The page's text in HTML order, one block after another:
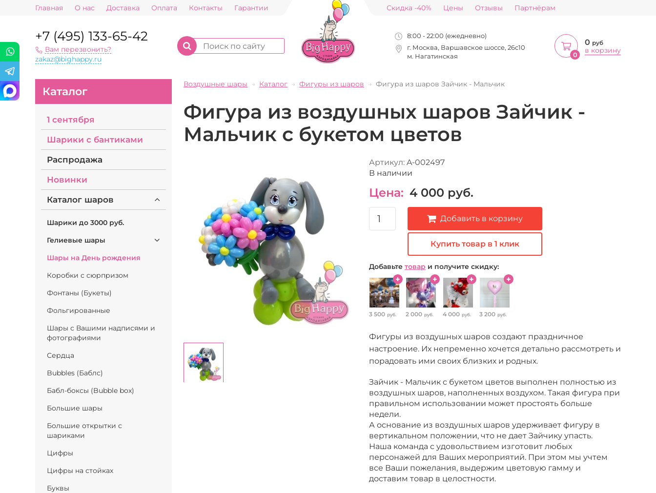
Главная О нас Доставка Оплата Контакты Гарантии Скидка -40% Цены Отзывы Партнёрам
+7 (495) 133-65-42
Вам перезвонить?
zakaz@bighappy.ru
8:00 - 22:00 (ежедневно)
г. Москва, Варшавское шоссе, 26с10
м. Нагатинская
0
0 руб
в корзину
Каталог
1 сентября
Шарики с бантиками
Распродажа
Новинки
Каталог шаров
Шарики до 3000 руб.
Гелиевые шары
Шары на День рождения
Коробки с сюрпризом
Фонтаны (Букеты)
Фольгированные
Шары с Вашими надписями и
фотографиями
Сердца
Bubbles (Баблс)
Бабл-боксы (Bubble box)
Большие шары
Большие открытки с
шариками
Цифры
Цифры на стойках
Буквы
Воздушные шары Каталог Фигуры из шаров Фигура из шаров Зайчик - Мальчик
Фигура из воздушных шаров Зайчик -
Мальчик с букетом цветов
Артикул: A-002497
В наличии
Цена: 4 000 руб.
Добавить в корзину
Купить товар в 1 клик
Добавьте товар и получите скидку:
3 500 руб. 2 000 руб. 4 000 руб. 3 200 руб.
Фигуры из воздушных шаров создают праздничное
настроение. Их непременно хочется детально рассмотреть и
порадовать ими своих близких и родных.
Зайчик - Мальчик с букетом цветов выполнен полностью из
воздушных шаров, наполненных воздухом. Такая фигура при
правильном использовании может простоять больше
недели.
А основание из воздушных шаров удерживает фигуру в
вертикальном положении, что не дает Зайчику упасть.
Наша команда с удовольствием изготовит любых
персонажей для Ваших мероприятий. При этом мы учтем
все Ваши пожелания, выдержим цветовую гамму и
доставим товар в целостности.